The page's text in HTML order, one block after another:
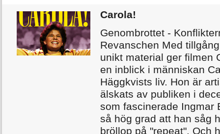
Carola!
Genombrottet -
Revanschen Med
unikt material ger filmen
en inblick i människan
Häggkvists liv. Hon är
älskats av publiken i
som fascinerade Ingmar
så hög grad att han såg
bröllop på "repeat". Och